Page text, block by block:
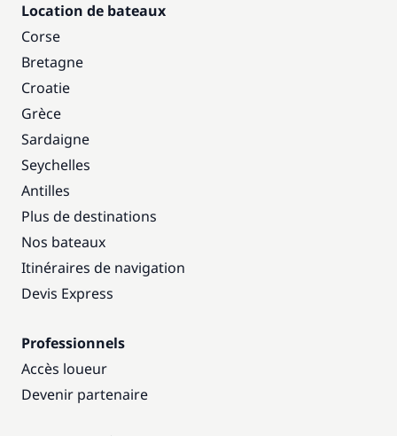
Location de bateaux
Corse
Bretagne
Croatie
Grèce
Sardaigne
Seychelles
Antilles
Plus de destinations
Nos bateaux
Itinéraires de navigation
Devis Express
Professionnels
Accès loueur
Devenir partenaire